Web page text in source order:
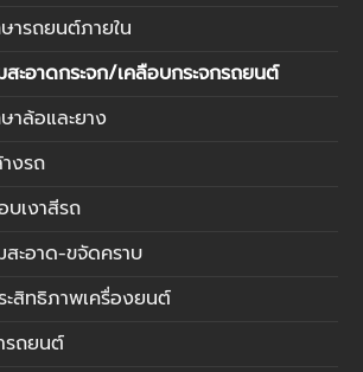
รถยนต์ภายใน
ะอาดกระจก/เคลือบกระจกรถยนต์
ล้อและยาง
งรถ
เงาสีรถ
ะอาด-ขจัดคราบ
สิทธิภาพเครื่องยนต์
ถยนต์